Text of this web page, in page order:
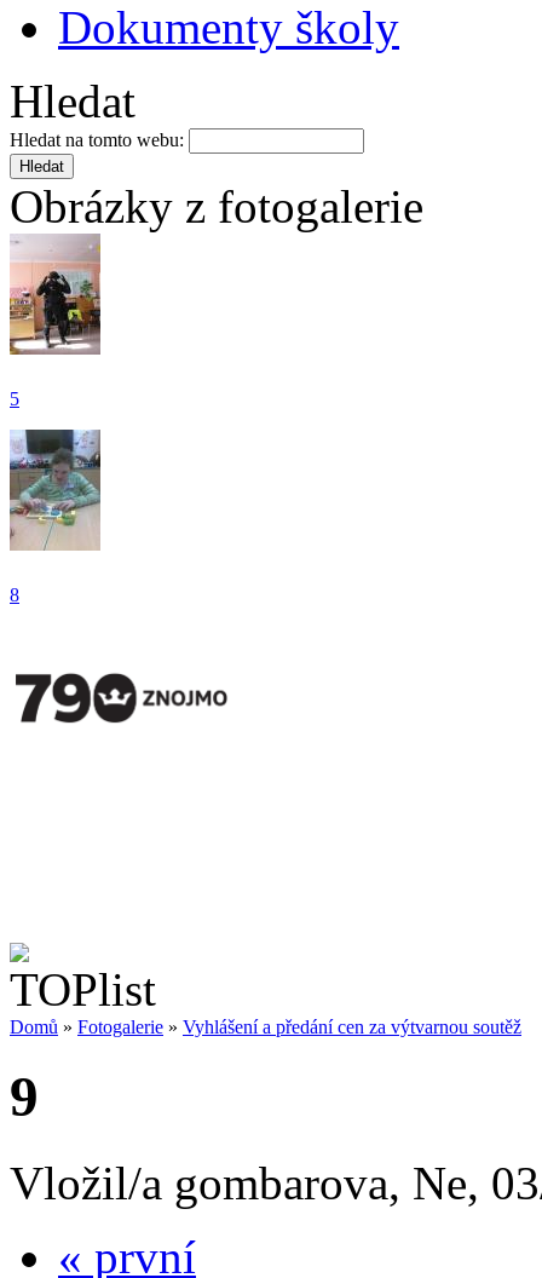
Dokumenty školy
Hledat
Hledat na tomto webu:
Obrázky z fotogalerie
5
8
Domů » Fotogalerie » Vyhlášení a předání cen za výtvarnou soutěž
9
Vložil/a gombarova, Ne,
« první